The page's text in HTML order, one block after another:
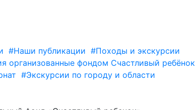
#Наши публикации #Походы и экскурсии
организованные фондом Счастливый ребёнок
#Экскурсии по городу и области